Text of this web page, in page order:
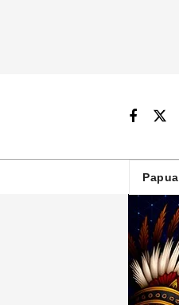
Papua